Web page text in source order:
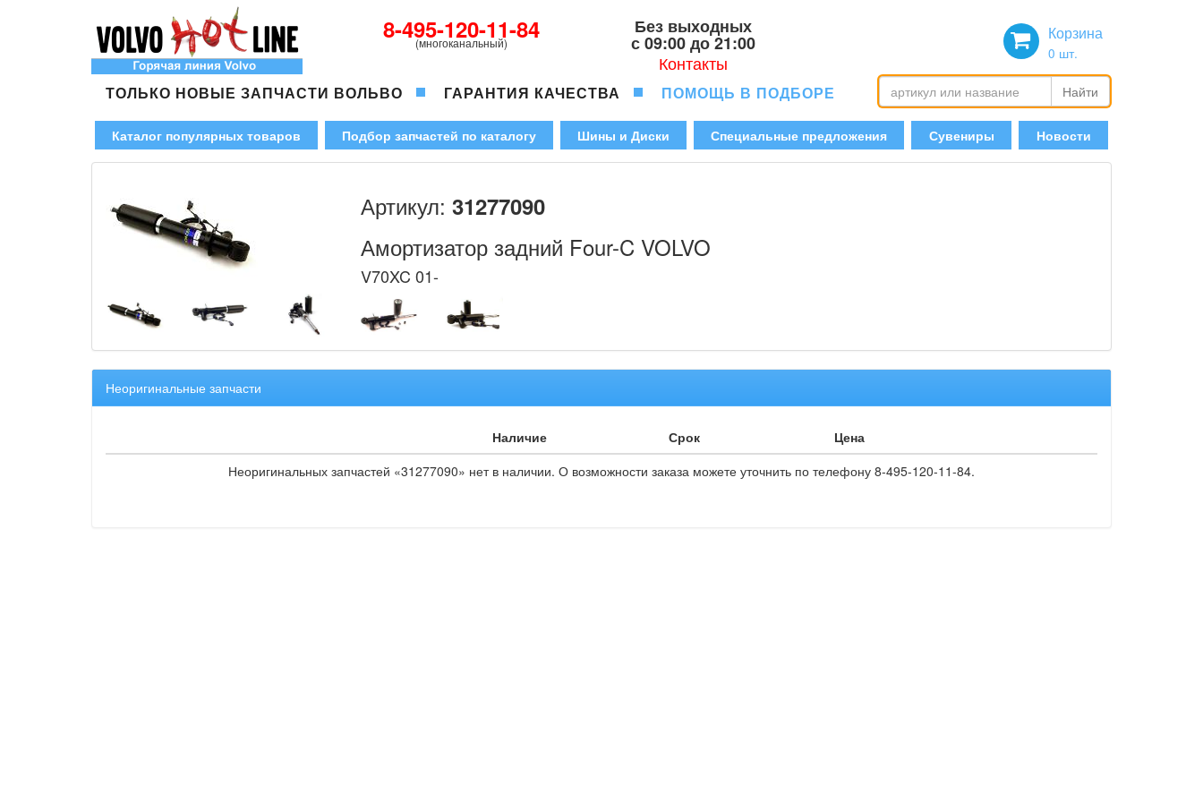
8-495-120-11-84
(многоканальный)
Без выходных
с 09:00 до 21:00
Контакты
Корзина
0 шт.
ТОЛЬКО НОВЫЕ ЗАПЧАСТИ ВОЛЬВО ГАРАНТИЯ КАЧЕСТВА ПОМОЩЬ В ПОДБОРЕ Найти
Каталог популярных товаров Подбор запчастей по каталогу Шины и Диски Специальные предложения Сувениры Новости
Артикул: 31277090
Амортизатор задний Four-C VOLVO
V70XC 01-
Неоригинальные запчасти
Наличие Срок
Цена
Неоригинальных запчастей «31277090» нет в наличии. О возможности заказа можете уточнить по телефону 8-495-120-11-84.